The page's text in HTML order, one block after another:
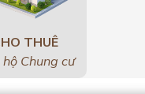
THUÊ
hộ Chung cư